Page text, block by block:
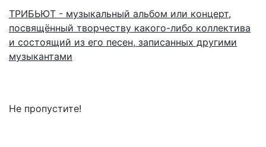
ТРИБЬЮТ - музыкальный альбом или концерт,
посвящённый творчеству какого-либо коллектива
и состоящий из его песен, записанных другими
музыкантами
Не пропустите!